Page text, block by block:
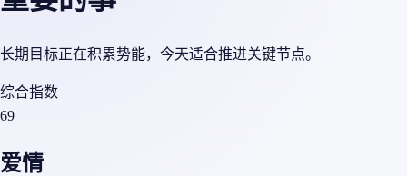
长期目标正在积累势能，今天适合推进关键节点。
综合指数
69
爱情